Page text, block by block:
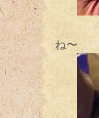
この
ね〜